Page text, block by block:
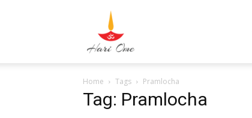
Home Tags Pramlocha
Tag: Pramlocha